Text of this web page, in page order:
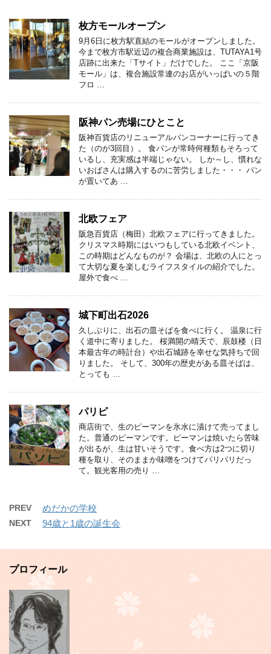
枚方モールオープン
9月6日に枚方駅直結のモールがオープンしました。
今まで枚方市駅近辺の複合商業施設は、TUTAYA1号
店跡に出来た「Tサイト」だけでした。 ここ「京阪
モール」は、複合施設常連のお店がいっぱいの５階
フロ …
阪神パン売場にひとこと
阪神百貨店のリニューアルパンコーナーに行ってき
た（のが3回目）。 食パンが常時何種類もそろって
いるし、充実感は半端じゃない。 しか～し、慣れな
いおばさんは購入するのに苦労しました・・・ パン
が置いてあ …
北欧フェア
阪急百貨店（梅田）北欧フェアに行ってきました。
クリスマス時期にはいつもしている北欧イベント、
この時期はどんなものが？ 会場は、北欧の人にとっ
て大切な夏を楽しむライフスタイルの紹介でした。
屋外で食べ …
城下町出石2026
久しぶりに、出石の皿そばを食べに行く。 温泉に行
く道中に寄りました。 桜満開の晴天で、辰鼓楼（日
本最古年の時計台）や出石城跡を幸せな気持ちで回
りました。 そして、300年の歴史がある皿そばは、
とっても …
パリピ
商店街で、生のピーマンを氷水に漬けて売ってまし
た。普通のピーマンです。ピーマンは焼いたら苦味
が出るが、生は甘いそうです。食べ方は2つに切り
種を取り、そのままか味噌をつけてパリパリだっ
て。観光客用の売り …
PREV めだかの学校
NEXT 94歳と1歳の誕生会
プロフィール